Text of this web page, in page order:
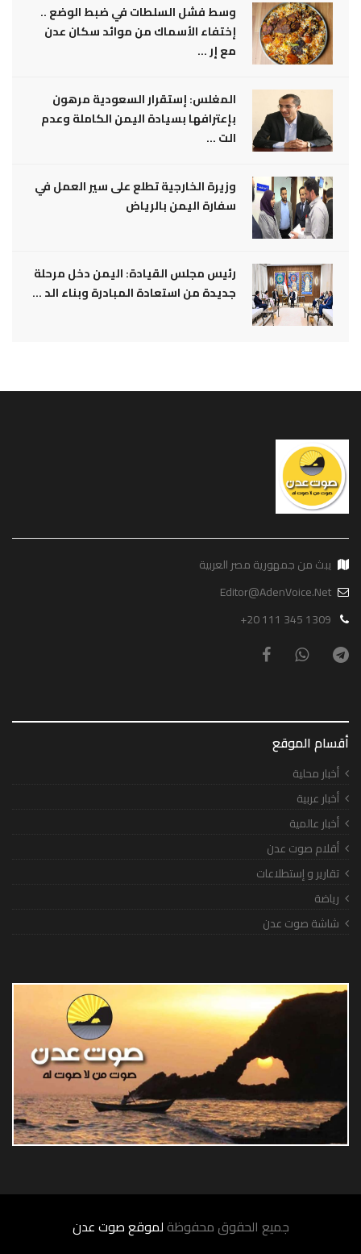
وسط فشل السلطات في ضبط الوضع ..
إختفاء الأسماك من موائد سكان عدن
مع إر ...
المغلس: إستقرار السعودية مرهون
بإعترافها بسيادة اليمن الكاملة وعدم
الت ...
وزيرة الخارجية تطلع على سير العمل في
سفارة اليمن بالرياض
رئيس مجلس القيادة: اليمن دخل مرحلة
جديدة من استعادة المبادرة وبناء الد ...
يبث من جمهورية مصر العربية
Editor@AdenVoice.Net
+20 111 345 1309
أقسام الموقع
أخبار محلية
أخبار عربية
أخبار عالمية
أقلام صوت عدن
تقارير و إستطلاعات
رياضة
شاشة صوت عدن
جميع الحقوق محفوظة لموقع صوت عدن